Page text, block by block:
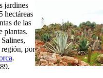
jardines
hectáreas
de las
plantas.
Salines,
región, por
.